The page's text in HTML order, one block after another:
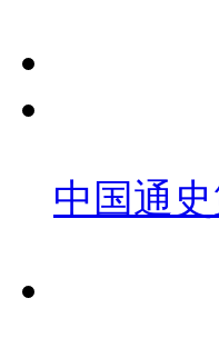
中国通